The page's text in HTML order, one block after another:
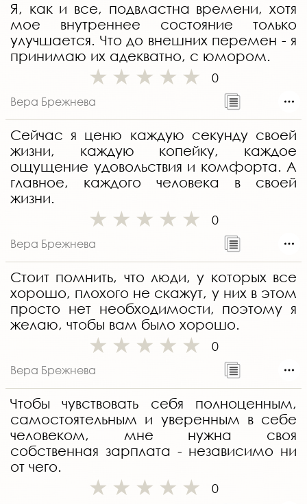
Я, как и все, подвластна времени, хотя
мое внутреннее состояние только
улучшается. Что до внешних перемен - я
принимаю их адекватно, с юмором.
0
Вера Брежнева
Сейчас я ценю каждую секунду своей
жизни, каждую копейку, каждое
ощущение удовольствия и комфорта. А
главное, каждого человека в своей
жизни.
0
Вера Брежнева
Стоит помнить, что люди, у которых все
хорошо, плохого не скажут, у них в этом
просто нет необходимости, поэтому я
желаю, чтобы вам было хорошо.
0
Вера Брежнева
Чтобы чувствовать себя полноценным,
самостоятельным и уверенным в себе
человеком, мне нужна своя
собственная зарплата - независимо ни
от чего.
0